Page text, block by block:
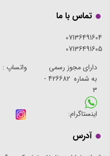
تماس با ما
07136491604
07136491605
دارای مجوز رسمی
به شماره 426682 -
3
واتساپ :
اینستاگرام:
آدرس